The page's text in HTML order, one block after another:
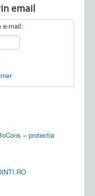
email
e-mail:
– protectia